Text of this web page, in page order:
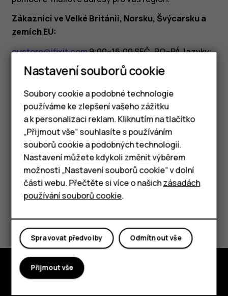
Co
mám
dělat?
Chytré telefony
Tlačítkové telefony
Tablety
Zákazníci ve Velké Británii, Norsku, Švýcarsku a
zemích EU:
eustore@ifixit.com9:00–16:00 SEČ, PO–PÁ Jazyky:
němčina, angličtina, francouzština, italština
ausupport@ifixit.com8:00–17:00 PST, PO–PÁ
Jazyky: angličtina
Pomohlo vám to?
Nastavení souborů cookie
Soubory cookie a podobné technologie
používáme ke zlepšení vašeho zážitku
a k personalizaci reklam. Kliknutím na tlačítko
„Přijmout vše“ souhlasíte s používáním
souborů cookie a podobných technologií.
Nastavení můžete kdykoli změnit výběrem
možnosti „Nastavení souborů cookie“ v dolní
části webu. Přečtěte si více o našichzásadách
používání souborů cookie.
Odmítnout vše
Spravovat předvolby
Přijmout vše